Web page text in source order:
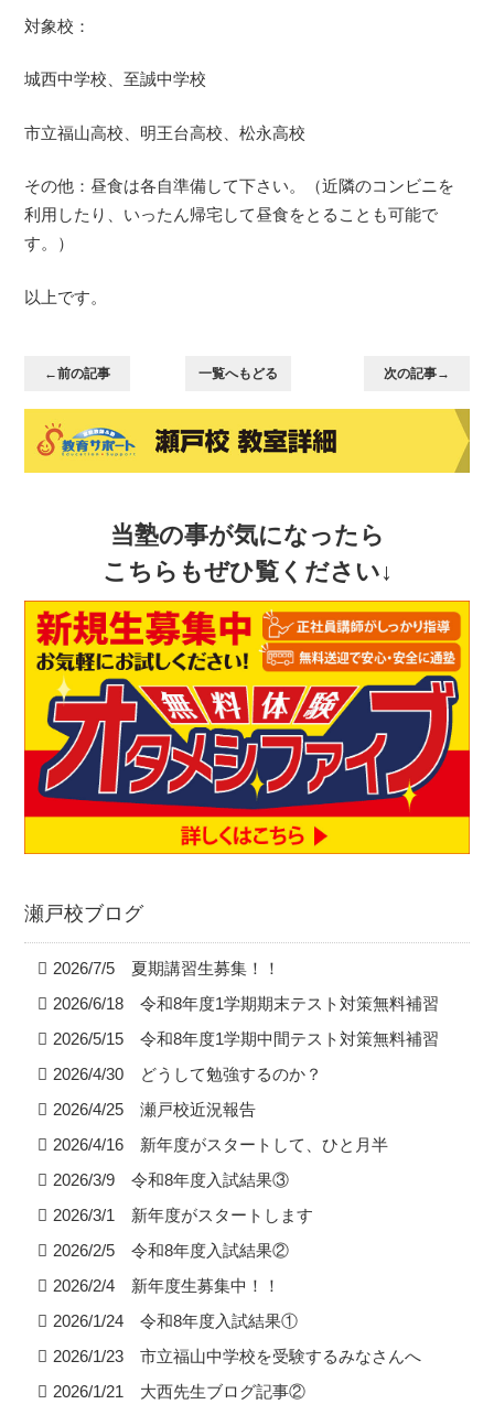
対象校：
城西中学校、至誠中学校
市立福山高校、明王台高校、松永高校
その他：昼食は各自準備して下さい。（近隣のコンビニを
利用したり、いったん帰宅して昼食をとることも可能で
す。）
以上です。
←前の記事 一覧へもどる 次の記事→
当塾の事が気になったら
こちらもぜひ覧ください↓
瀬戸校ブログ
2026/7/5 夏期講習生募集！！
2026/6/18 令和8年度1学期期末テスト対策無料補習
2026/5/15 令和8年度1学期中間テスト対策無料補習
2026/4/30 どうして勉強するのか？
2026/4/25 瀬戸校近況報告
2026/4/16 新年度がスタートして、ひと月半
2026/3/9 令和8年度入試結果③
2026/3/1 新年度がスタートします
2026/2/5 令和8年度入試結果②
2026/2/4 新年度生募集中！！
2026/1/24 令和8年度入試結果①
2026/1/23 市立福山中学校を受験するみなさんへ
2026/1/21 大西先生ブログ記事②